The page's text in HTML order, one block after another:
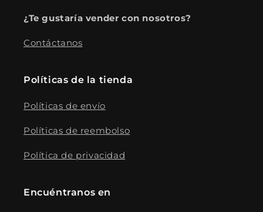
¿Te gustaría vender con nosotros?
Contáctanos
Políticas de la tienda
Políticas de envío
Políticas de reembolso
Política de privacidad
Encuéntranos en